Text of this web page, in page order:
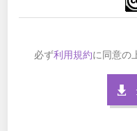
必ず利用規約に同意の